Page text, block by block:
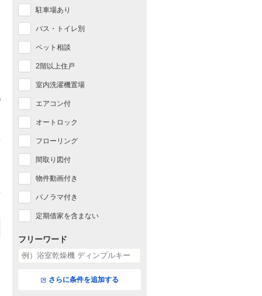
駐車場あり
バス・トイレ別
ペット相談
2階以上住戸
室内洗濯機置場
エアコン付
オートロック
フローリング
間取り図付
物件動画付き
パノラマ付き
定期借家を含まない
フリーワード
さらに条件を追加する